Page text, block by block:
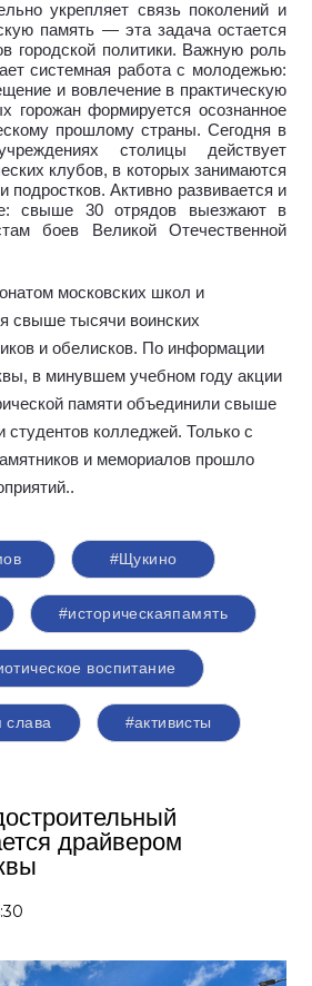
укрепляет связь поколений и
память — эта задача остается
городской политики. Важную роль
системная работа с молодежью:
и вовлечение в практическую
горожан формируется осознанное
прошлому страны. Сегодня в
столицы действует
клубов, в которых занимаются
подростков. Активно развивается и
свыше 30 отрядов выезжают в
боев Великой Отечественной
московских школ и
свыше тысячи воинских
и обелисков. По информации
в минувшем учебном году акции
памяти объединили свыше
студентов колледжей. Только с
и мемориалов прошло
.
#Щукино
#историческаяпамять
воспитание
слава #активисты
драйвером